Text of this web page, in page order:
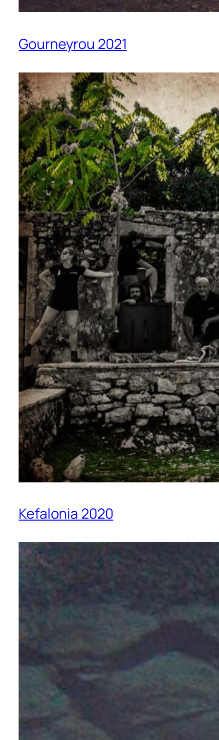
Gourneyrou 2021
Kefalonia 2020